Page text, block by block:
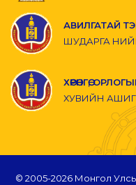
АВИЛГАТАЙ
ШУДАРГА
ХӨРӨНГӨ,
ХУВИЙН
© 2005-2026 Монгол